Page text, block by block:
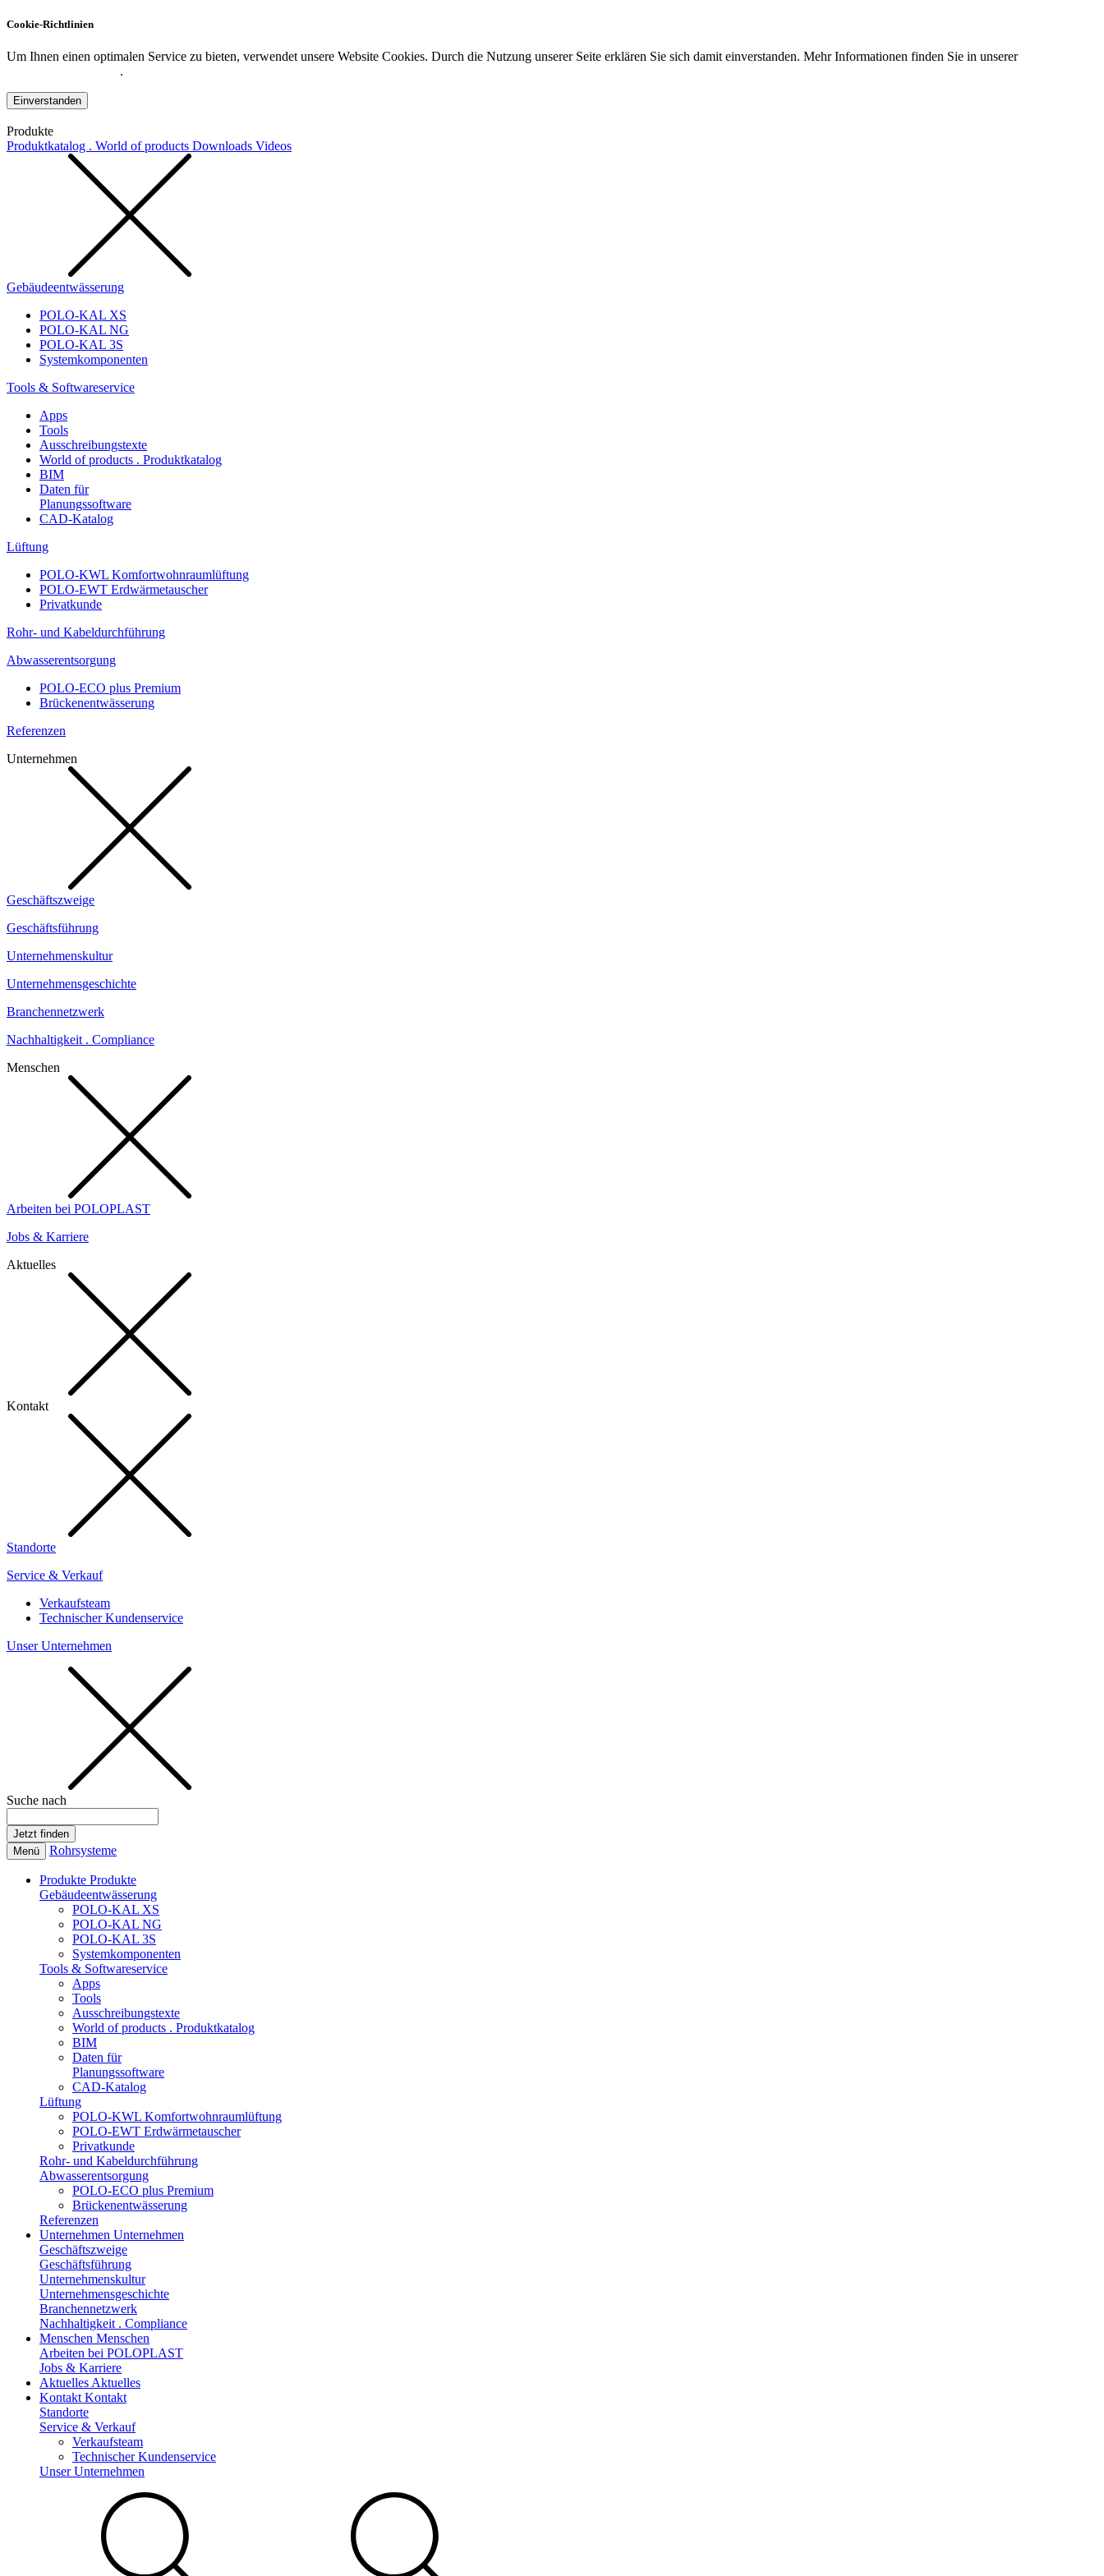
Cookie-Richtlinien
Um Ihnen einen optimalen Service zu bieten, verwendet unsere Website Cookies. Durch die Nutzung unserer Seite erklären Sie sich damit einverstanden. Mehr Informationen finden Sie in unserer
.
Einverstanden
Produkte
Produktkatalog . World of products Downloads Videos
Gebäudeentwässerung
POLO-KAL XS
POLO-KAL NG
POLO-KAL 3S
Systemkomponenten
Tools & Softwareservice
Apps
Tools
Ausschreibungstexte
World of products . Produktkatalog
BIM
Daten für
Planungssoftware
CAD-Katalog
Lüftung
POLO-KWL Komfortwohnraumlüftung
POLO-EWT Erdwärmetauscher
Privatkunde
Rohr- und Kabeldurchführung
Abwasserentsorgung
POLO-ECO plus Premium
Brückenentwässerung
Referenzen
Unternehmen
Geschäftszweige
Geschäftsführung
Unternehmenskultur
Unternehmensgeschichte
Branchennetzwerk
Nachhaltigkeit . Compliance
Menschen
Arbeiten bei POLOPLAST
Jobs & Karriere
Aktuelles
Kontakt
Standorte
Service & Verkauf
Verkaufsteam
Technischer Kundenservice
Unser Unternehmen
Suche nach
Menü Rohrsysteme
Produkte Produkte
Gebäudeentwässerung
POLO-KAL XS
POLO-KAL NG
POLO-KAL 3S
Systemkomponenten
Tools & Softwareservice
Apps
Tools
Ausschreibungstexte
World of products . Produktkatalog
BIM
Daten für
Planungssoftware
CAD-Katalog
Lüftung
POLO-KWL Komfortwohnraumlüftung
POLO-EWT Erdwärmetauscher
Privatkunde
Rohr- und Kabeldurchführung
Abwasserentsorgung
POLO-ECO plus Premium
Brückenentwässerung
Referenzen
Unternehmen Unternehmen
Geschäftszweige
Geschäftsführung
Unternehmenskultur
Unternehmensgeschichte
Branchennetzwerk
Nachhaltigkeit . Compliance
Menschen Menschen
Arbeiten bei POLOPLAST
Jobs & Karriere
Aktuelles Aktuelles
Kontakt Kontakt
Standorte
Service & Verkauf
Verkaufsteam
Technischer Kundenservice
Unser Unternehmen